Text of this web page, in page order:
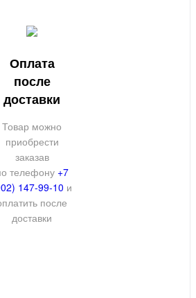
Оплата
после
доставки
Товар можно
приобрести
заказав
телефону +7
147-99-10 и
после
доставки